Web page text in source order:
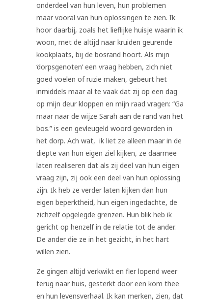
onderdeel van hun leven, hun problemen
maar vooral van hun oplossingen te zien. Ik
hoor daarbij, zoals het lieflijke huisje waarin ik
woon, met de altijd naar kruiden geurende
kookplaats, bij de bosrand hoort. Als mijn
‘dorpsgenoten’ een vraag hebben, zich niet
goed voelen of ruzie maken, gebeurt het
inmiddels maar al te vaak dat zij op een dag
op mijn deur kloppen en mijn raad vragen: “Ga
maar naar de wijze Sarah aan de rand van het
bos.” is een gevleugeld woord geworden in
het dorp. Ach wat, ik liet ze alleen maar in de
diepte van hun eigen ziel kijken, ze daarmee
laten realiseren dat als zij deel van hun eigen
vraag zijn, zij ook een deel van hun oplossing
zijn. Ik heb ze verder laten kijken dan hun
eigen beperktheid, hun eigen ingedachte, de
zichzelf opgelegde grenzen. Hun blik heb ik
gericht op henzelf in de relatie tot de ander.
De ander die ze in het gezicht, in het hart
willen zien.
Ze gingen altijd verkwikt en fier lopend weer
terug naar huis, gesterkt door een kom thee
en hun levensverhaal. Ik kan merken, zien, dat